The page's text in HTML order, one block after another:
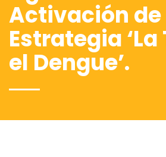
Activación de
Estrategia
el Dengue’.